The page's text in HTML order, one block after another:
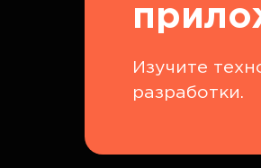
Изучите
разработки.